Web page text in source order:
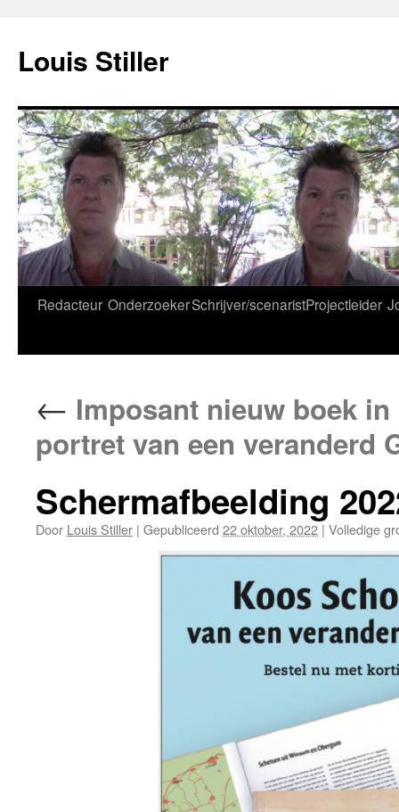
inhoud
Louis Stiller
Redacteur OnderzoekerSchrijver/scenaristProjectleider
← Imposant nieuw boek
portret van een veranderd
Schermafbeelding
Door Louis Stiller | Gepubliceerd 22 oktober, 2022 | Volledige